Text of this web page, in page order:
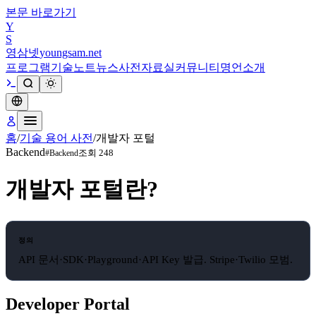
본문 바로가기
Y
S
영삼넷youngsam.net
프로그램기술노트뉴스사전 자료실커뮤니티 명언 소개
홈/기술 용어 사전/개발자 포털
Backend#Backend조회 248
개발자 포털란?
정의
API 문서·SDK·Playground·API Key 발급. Stripe·Twilio 모범.
Developer Portal